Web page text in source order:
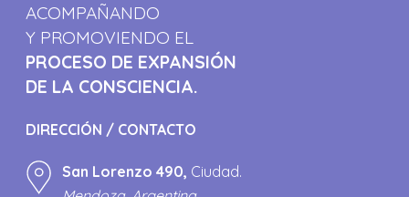
ACOMPAÑANDO
Y PROMOVIENDO EL
PROCESO DE EXPANSIÓN
DE LA CONSCIENCIA.
DIRECCIÓN / CONTACTO
San Lorenzo 490, Ciudad.